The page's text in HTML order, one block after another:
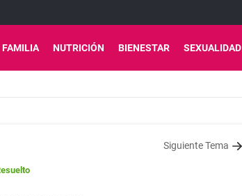
FAMILIA NUTRICIÓN BIENESTAR SEXUALIDAD
Siguiente Tema